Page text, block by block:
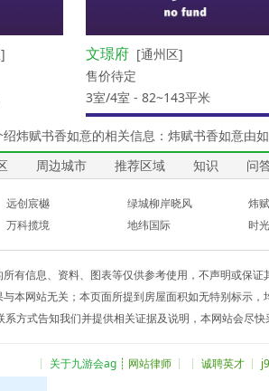
文璟府 [通州区]
售价待定
3室/4室 - 82~143平米
建发观云府 [崇川区]
售价待定
3室/4室 - 102~163平米
炜赋书香如意的相关信息：炜赋书香如意由
周边城市 推荐区域 知识 问
远创宸樾 绿城柳岸晓风
炜
万科揽境 地纬国际 时
有信息、资料、图表等仅供参考使用，不声明或保
本网站无关；本页面所提到房屋面积如无特别标示
方式告知我们并提供相关证据及说明，本网站会尽
┊ 关于九游会ag ┊ 网站律师 ┊ ┊ 诚聘英才 ┊